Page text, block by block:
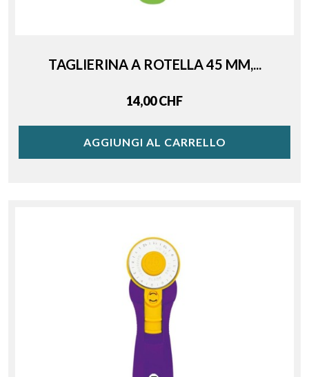
TAGLIERINA A ROTELLA 45 MM,...
Price
14,00 CHF
AGGIUNGI AL CARRELLO